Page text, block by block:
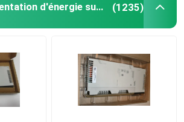
Module d'alimentation d'énergie superflu (1235)